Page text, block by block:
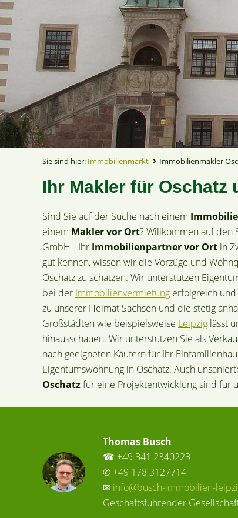
Sie sind hier: Immobilienmarkt Immobilienmakler
Ihr Makler für Oschatz
Sind Sie auf der Suche nach einem
einem Makler vor Ort? Willkommen auf den
GmbH - Ihr Immobilienpartner vor Ort in
gut kennen, wissen wir die Vorzüge und
Oschatz zu schätzen. Wir unterstützen
bei der Immobilienvermietung erfolgreich
zu unserer Heimat Sachsen und die stetig
Großstädten wie beispielsweise Leipzig lässt
hinausschauen. Wir unterstützen Sie als
nach geeigneten Käufern für Ihr
Eigentumswohnung in Oschatz. Auch
Oschatzfür eine Projektentwicklung sind für
Thomas Busch
☎ +49 341 2340223
✆ +49 178 3127714
✉ info@busch-immobilien-
Geschäftsführender